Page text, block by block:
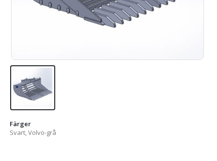
Färger
Svart, Volvo-grå